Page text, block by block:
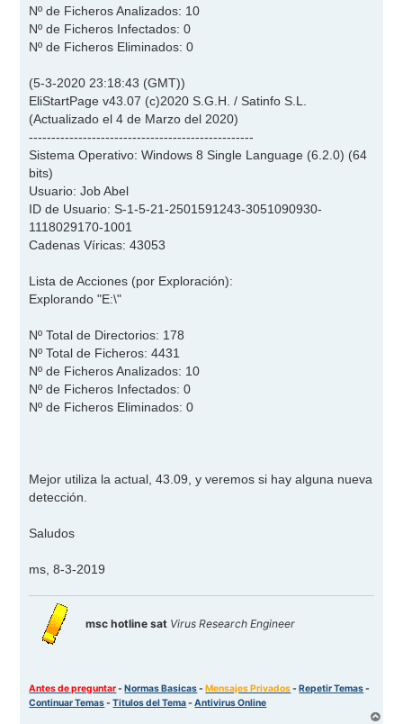
Nº de Ficheros Analizados: 10
Nº de Ficheros Infectados: 0
Nº de Ficheros Eliminados: 0
(5-3-2020 23:18:43 (GMT))
EliStartPage v43.07 (c)2020 S.G.H. / Satinfo S.L.
(Actualizado el 4 de Marzo del 2020)
--------------------------------------------------
Sistema Operativo: Windows 8 Single Language (6.2.0) (64
bits)
Usuario: Job Abel
ID de Usuario: S-1-5-21-2501591243-3051090930-
1118029170-1001
Cadenas Víricas: 43053
Lista de Acciones (por Exploración):
Explorando "E:\"
Nº Total de Directorios: 178
Nº Total de Ficheros: 4431
Nº de Ficheros Analizados: 10
Nº de Ficheros Infectados: 0
Nº de Ficheros Eliminados: 0
Mejor utiliza la actual, 43.09, y veremos si hay alguna nueva
detección.
Saludos
ms, 8-3-2019
msc hotline sat Virus Research Engineer
Antes de preguntar-Normas Basicas-Mensajes Privados-Repetir Temas-
Continuar Temas-Titulos del Tema-Antivirus Online